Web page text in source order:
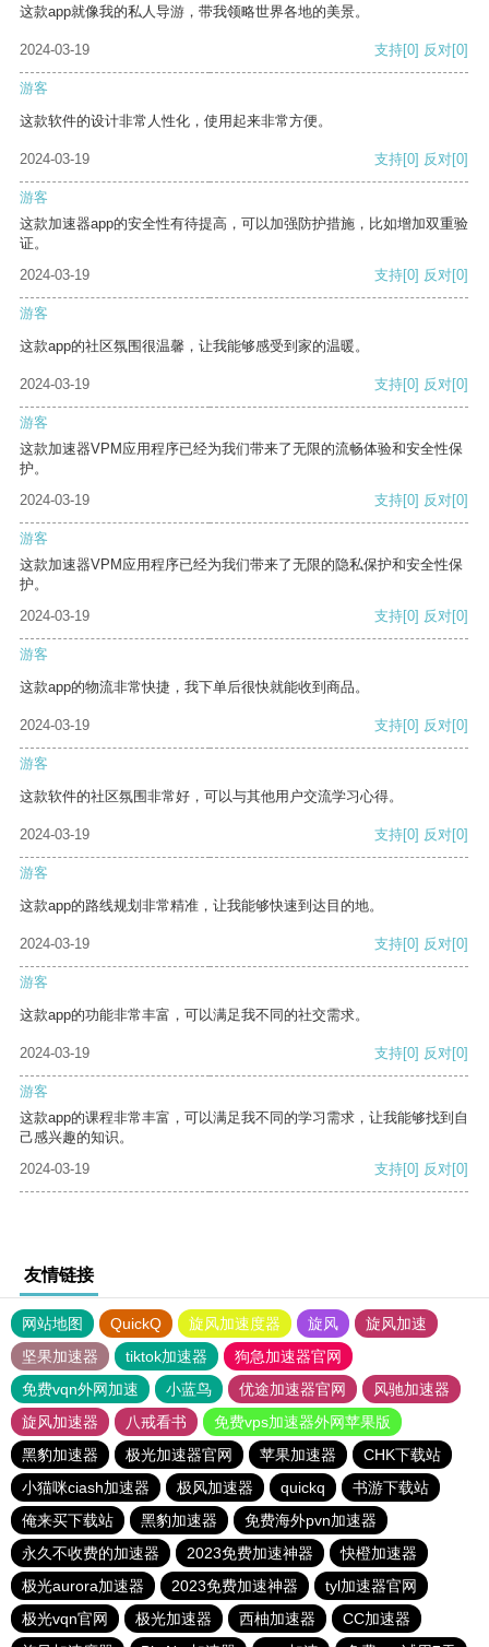
这款app就像我的私人导游，带我领略世界各地的美景。
2024-03-19 支持[0] 反对[0]
游客
这款软件的设计非常人性化，使用起来非常方便。
2024-03-19 支持[0] 反对[0]
游客
这款加速器app的安全性有待提高，可以加强防护措施，比如增加双重验
证。
2024-03-19
支持[0] 反对[0]
游客
这款app的社区氛围很温馨，让我能够感受到家的温暖。
2024-03-19 支持[0] 反对[0]
游客
这款加速器VPM应用程序已经为我们带来了无限的流畅体验和安全性保
护。
2024-03-19
支持[0] 反对[0]
游客
这款加速器VPM应用程序已经为我们带来了无限的隐私保护和安全性保
护。
2024-03-19
支持[0] 反对[0]
游客
这款app的物流非常快捷，我下单后很快就能收到商品。
2024-03-19 支持[0] 反对[0]
游客
这款软件的社区氛围非常好，可以与其他用户交流学习心得。
2024-03-19 支持[0] 反对[0]
游客
这款app的路线规划非常精准，让我能够快速到达目的地。
2024-03-19 支持[0] 反对[0]
游客
这款app的功能非常丰富，可以满足我不同的社交需求。
2024-03-19 支持[0] 反对[0]
游客
这款app的课程非常丰富，可以满足我不同的学习需求，让我能够找到自
己感兴趣的知识。
2024-03-19
支持[0] 反对[0]
友情链接
网站地图 QuickQ 旋风加速度器 旋风
旋风加速
坚果加速器
tiktok加速器
狗急加速器官网
免费vqn外网加速
小蓝鸟 优途加速器官网
风驰加速器
旋风加速器
八戒看书
免费vps加速器外网苹果版
黑豹加速器
极光加速器官网 苹果加速器
CHK下载站
小猫咪ciash加速器
极风加速器 quickq
书游下载站
俺来买下载站
黑豹加速器
免费海外pvn加速器
永久不收费的加速器
2023免费加速神器
快橙加速器
极光aurora加速器
2023免费加速神器
tyl加速器官网
极光vqn官网
极光加速器 西柚加速器
CC加速器